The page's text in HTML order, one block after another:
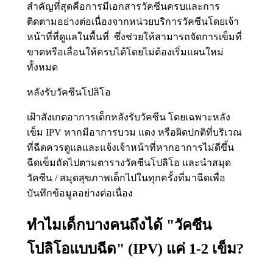
สำคัญที่สุดคือการมีเอกสารวัคซีนครบและการ
ติดตามอย่างต่อเนื่องจากหน่วยบริการวัคซีนโดยเจ้า
หน้าที่ที่ดูแลในพื้นที่ ซึ่งช่วยให้สามารถจัดการเข็มที่
ขาดหรือเลื่อนให้ครบได้โดยไม่ต้องเริ่มแผนใหม่
ทั้งหมด
หลังรับวัคซีนโปลิโอ
เฝ้าสังเกตอาการเด็กหลังรับวัคซีน โดยเฉพาะหลัง
เข็ม IPV หากมีอาการบวม แดง หรือผิดปกติที่บริเวณ
ที่ฉีดควรดูแลและแจ้งเจ้าหน้าที่หากอาการไม่ดีขึ้น
ฉีดเข็มถัดไปตามตารางวัคซีนโปลิโอ และนำสมุด
วัคซีน / สมุดสุขภาพเด็กไปในทุกครั้งที่มาฉีดเพื่อ
บันทึกข้อมูลอย่างต่อเนื่อง
ทำไมเด็กบางคนถึงได้ "วัคซีน
โปลิโอแบบฉีด" (IPV) แค่ 1-2 เข็ม?